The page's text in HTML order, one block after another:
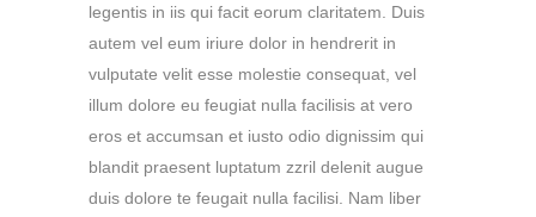
legentis in iis qui facit eorum claritatem. Duis
autem vel eum iriure dolor in hendrerit in
vulputate velit esse molestie consequat, vel
illum dolore eu feugiat nulla facilisis at vero
eros et accumsan et iusto odio dignissim qui
blandit praesent luptatum zzril delenit augue
duis dolore te feugait nulla facilisi. Nam liber